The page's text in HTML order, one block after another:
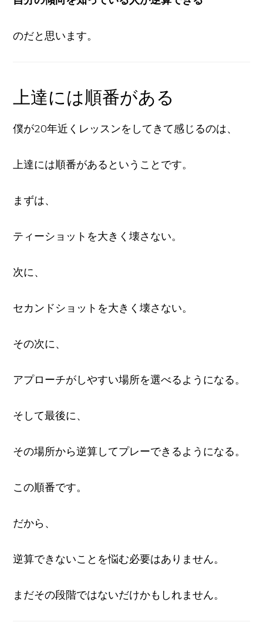
のだと思います。
上達には順番がある
僕が20年近くレッスンをしてきて感じるのは、
上達には順番があるということです。
まずは、
ティーショットを大きく壊さない。
次に、
セカンドショットを大きく壊さない。
その次に、
アプローチがしやすい場所を選べるようになる。
そして最後に、
その場所から逆算してプレーできるようになる。
この順番です。
だから、
逆算できないことを悩む必要はありません。
まだその段階ではないだけかもしれません。